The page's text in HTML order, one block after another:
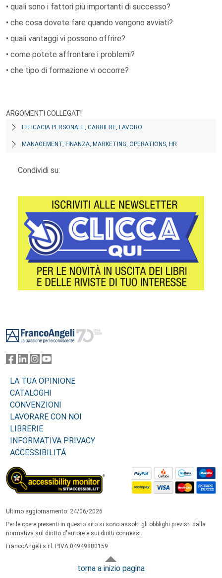
• quali sono i fattori più importanti di successo?
• che cosa dovete fare quando vengono avviati?
• quali vantaggi vi possono offrire?
• come potete affrontare i problemi?
• che tipo di formazione vi occorre?
ARGOMENTI COLLEGATI
EFFICACIA PERSONALE, CARRIERE, LAVORO
MANAGEMENT, FINANZA, MARKETING, OPERATIONS, HR
Condividi su:
LA TUA OPINIONE
CATALOGHI
CONVENZIONI
LAVORARE CON NOI
LIBRERIE
INFORMATIVA PRIVACY
ACCESSIBILITÁ
Ultimo aggiornamento: 24/06/2026
Per le opere presenti in questo sito si sono assolti gli obblighi previsti dalla
normativa sul diritto d'autore e sui diritti connessi.
FrancoAngeli s.r.l. P.IVA 04949880159
torna a inizio pagina